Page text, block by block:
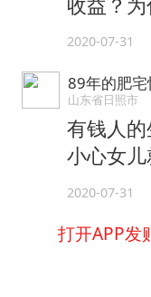
2020-07-31
89年的肥宅
山东省日照市
有钱人
小心女
2020-07-31
打开APP发